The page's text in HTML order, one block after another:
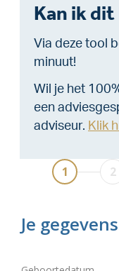
Kan ik
Via deze tool
minuut!
Wil je het
een
adviseur. Klik